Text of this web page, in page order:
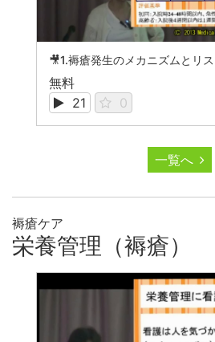
無料
21
0
一覧へ
褥瘡ケア
栄養管理（褥瘡）